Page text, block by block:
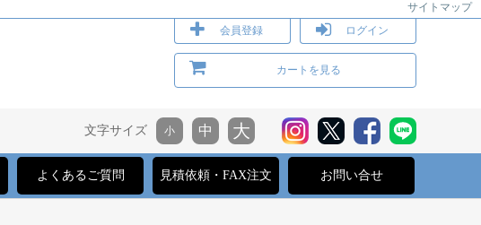
サイトマップ
会員登録 ログイン
カートを見る
文字サイズ
よくあるご質問 見積依頼・FAX注文 お問い合せ